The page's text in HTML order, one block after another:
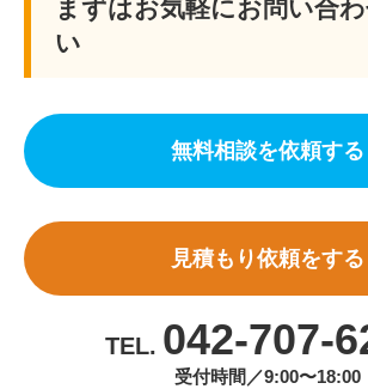
まずはお気軽にお問い合
い
無料相談を依頼する
見積もり依頼をする
TEL. 042-707-
受付時間／9:00〜18:00